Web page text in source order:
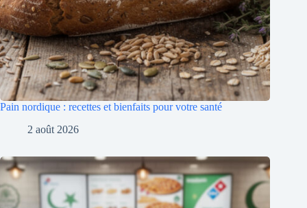
Pain nordique : recettes et bienfaits pour votre santé
2 août 2026